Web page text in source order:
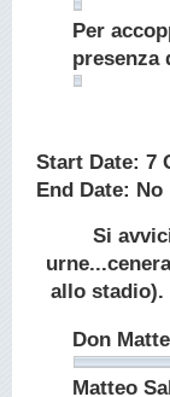
Per
presenza
Start Date: 7
End Date:
Si
allo stadio).
Don
Matteo